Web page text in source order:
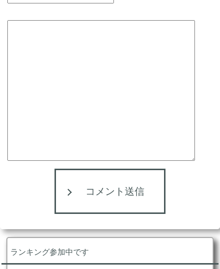
コメント送信
ランキング参加中です